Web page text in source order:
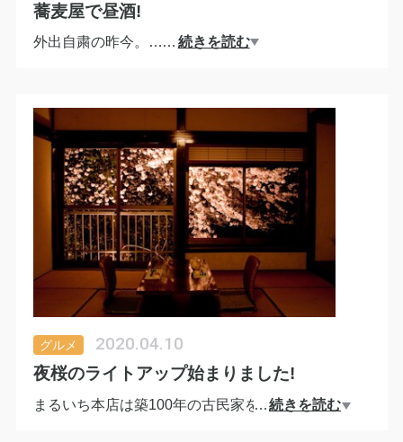
蕎麦屋で昼酒!
外出自粛の昨今。
粋だねー¡
… 続きを読む
グルメ 2020.04.10
夜桜のライトアップ始まりました!
まるいち本店は築100年の古民家を移築した建物で
…続きを読む